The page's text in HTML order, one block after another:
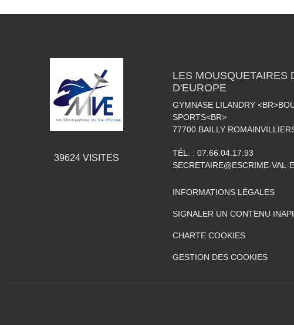
39624VISITES
LES MOUSQUETAIRES
D'EUROPE
GYMNASE LILANDRY
SPORTS<BR>
77700 BAILLY
TÉL. : 07.66.04.17.93
SECRETAIRE@ESCRIME-VAL-
INFORMATIONS LÉGALES
SIGNALER UN CONTENU
CHARTE COOKIES
GESTION DES COOKIES